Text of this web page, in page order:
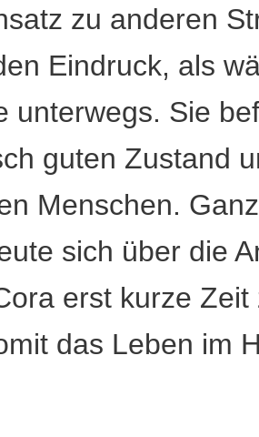
zu anderen
Eindruck, als
unterwegs. Sie
guten Zustand
Menschen.
sich über die
erst kurze
das Leben im